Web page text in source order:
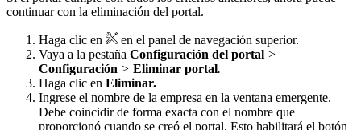
continuar con la eliminación del portal.
Haga clic en
en el panel de navegación superior.
Vaya a la pestaña Configuración del portal >
Configuración > Eliminar portal.
Haga clic en Eliminar.
Ingrese el nombre de la empresa en la ventana emergente.
Debe coincidir de forma exacta con el nombre que
proporcionó cuando se creó el portal. Esto habilitará el botón